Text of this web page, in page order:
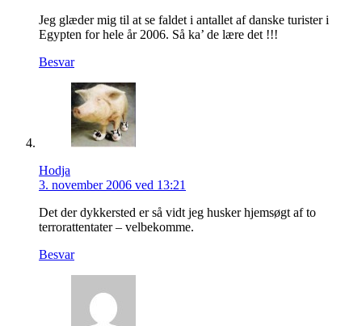
Jeg glæder mig til at se faldet i antallet af danske turister i
Egypten for hele år 2006. Så ka’ de lære det !!!
Besvar
Hodja
3. november 2006 ved 13:21
Det der dykkersted er så vidt jeg husker hjemsøgt af to
terrorattentater – velbekomme.
Besvar